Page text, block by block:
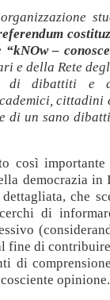
“kNOw –
e della Rete
di dibattiti e
di un sano
così
democrazia in
che
di
fine di
di
opinione.